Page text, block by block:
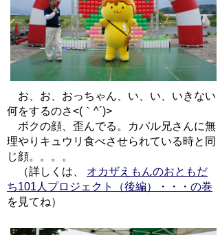
お、お、おっちゃん、い、い、いきない
何をするのさ<(｀^´)>
ボクの顔、歪んでる。カパル兄さんに無
理やりキュウリ食べさせられている時と同
じ顔。。。。
（詳しくは、 オカザえもんのおともだ
ち101人プロジェクト（後編）・・・の巻
を見てね）